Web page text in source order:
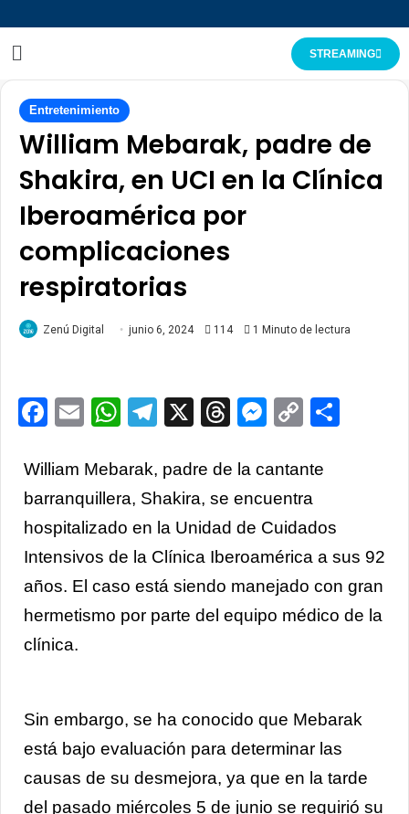
STREAMING
Entretenimiento
William Mebarak, padre de
Shakira, en UCI en la Clínica
Iberoamérica por
complicaciones
respiratorias
Zenú Digital junio 6, 2024 114 1 Minuto de lectura
Facebook
EmailWhatsApp
Telegram
X ThreadsCopy
William Mebarak, padre de la cantante
barranquillera, Shakira, se encuentra
hospitalizado en la Unidad de Cuidados
Intensivos de la Clínica Iberoamérica a sus 92
años. El caso está siendo manejado con gran
hermetismo por parte del equipo médico de la
clínica.
Sin embargo, se ha conocido que Mebarak
está bajo evaluación para determinar las
causas de su desmejora, ya que en la tarde
del pasado miércoles 5 de junio se requirió su